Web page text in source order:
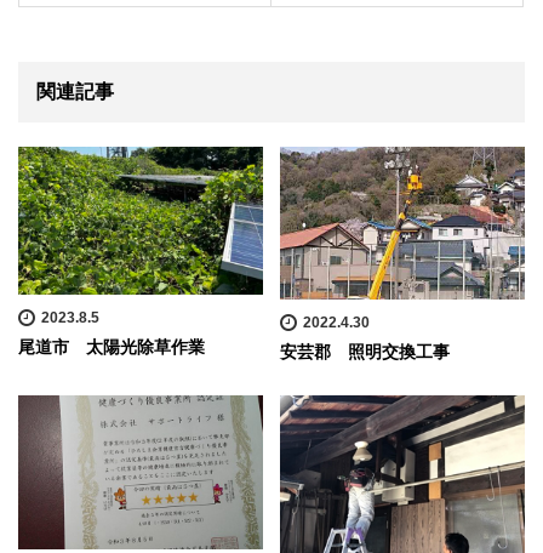
関連記事
2023.8.5
尾道市 太陽光除草作業
2022.4.30
安芸郡 照明交換工事